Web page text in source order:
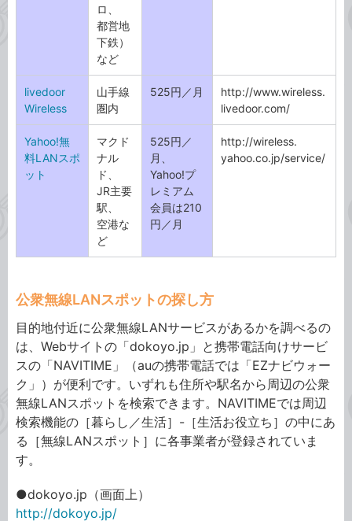
ロ、
都営地
下鉄）
など
livedoor
Wireless
山手線
圏内
525円／月
http://www.wireless.
livedoor.com/
Yahoo!無
料LANスポ
ット
マクド
ナル
ド、
JR主要
駅、
空港な
ど
525円／
月、
Yahoo!プ
レミアム
会員は210
円／月
http://wireless.
yahoo.co.jp/service/
公衆無線LANスポットの探し方
目的地付近に公衆無線LANサービスがあるかを調べるの
は、Webサイトの「dokoyo.jp」と携帯電話向けサービ
スの「NAVITIME」（auの携帯電話では「EZナビウォー
ク」）が便利です。いずれも住所や駅名から周辺の公衆
無線LANスポットを検索できます。NAVITIMEでは周辺
検索機能の［暮らし／生活］-［生活お役立ち］の中にあ
る［無線LANスポット］に各事業者が登録されていま
す。
●dokoyo.jp（画面上）
http://dokoyo.jp/